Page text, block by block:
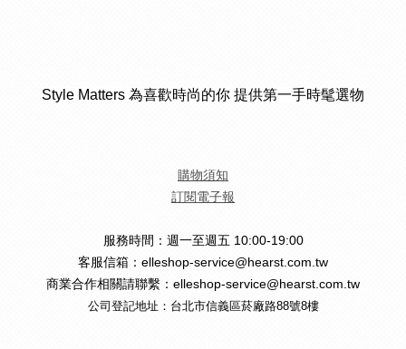
Style Matters 為喜歡時尚的你 提供第一手時髦選物
購物須知
訂閱電子報
服務時間：週一至週五 10:00-19:00
客服信箱：elleshop-service@hearst.com.tw
商業合作相關請聯繫：elleshop-service@hearst.com.tw
公司登記地址：台北市信義區菸廠路88號8樓